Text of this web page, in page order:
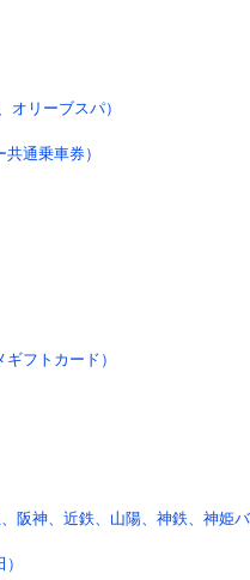
オリーブスパ）
通乗車券）
フトカード）
阪神、近鉄、山陽、神鉄、神姫